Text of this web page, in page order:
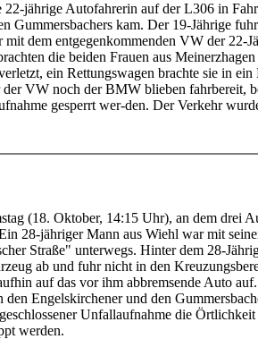
jährige Autofahrerin auf der L306 in
Gummersbachers kam. Der 19-Jährige
dem entgegenkommenden VW der 22-
die beiden Frauen aus
ein Rettungswagen brachte sie in
VW noch der BMW blieben fahrbereit,
gesperrt wer-den. Der Verkehr
(18. Oktober, 14:15 Uhr), an dem drei
28-jähriger Mann aus Wiehl war mit
Straße" unterwegs. Hinter dem 28-
ab und fuhr nicht in den
auf das vor ihm abbremsende Auto
den Engelskirchener und den
Unfallaufnahme die
werden.